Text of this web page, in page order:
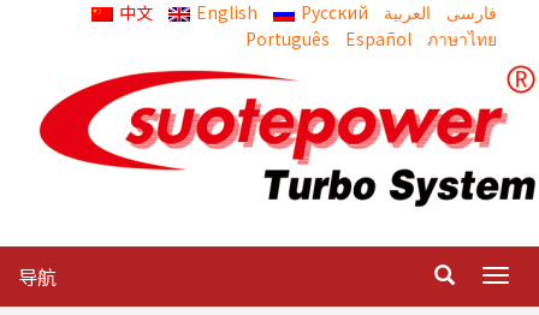
中文 English Русский العربية
Português
Español ภาษาไทย
导航